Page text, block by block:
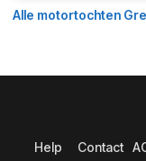
Alle motortochten
Help Contact